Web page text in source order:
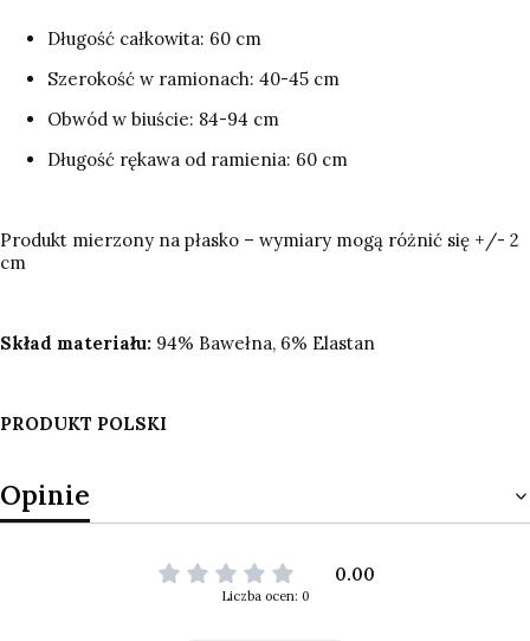
Długość całkowita: 60 cm
Szerokość w ramionach: 40-45 cm
Obwód w biuście: 84-94 cm
Długość rękawa od ramienia: 60 cm
Produkt mierzony na płasko – wymiary mogą różnić się +/- 2
cm
Skład materiału: 94% Bawełna, 6% Elastan
PRODUKT POLSKI
Opinie
0.00
Liczba ocen: 0